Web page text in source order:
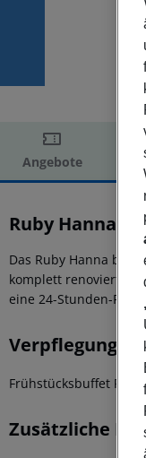
Angebote
Ruby Hanna
Das Ruby Hanna
komplett renoviert
eine 24-Stunden-
Verpflegung
Frühstücksbuffet
Zusätzliche